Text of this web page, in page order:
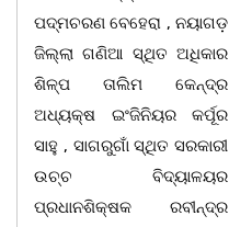
ପଦ୍ମଚରଣ ବେହେରା , ନୟାଗଡ଼
ଜିଲ୍ଲା ଗଣିଆ ସ୍ଥିତ ଅଧିକାର
ଶିଳ୍ପ ତାଲିମ କେନ୍ଦ୍ର
ଅଧ୍ୟକ୍ଷ ଇଂଜିନିୟର କର୍ପୂର
ସାହୁ , ସାଗରୁଗାଁ ସ୍ଥିତ ସରକାରୀ
ଉଚ୍ଚ ବିଦ୍ୟାଳୟର
ପ୍ରଧାନଶିକ୍ଷକ ରବୀନ୍ଦ୍ର